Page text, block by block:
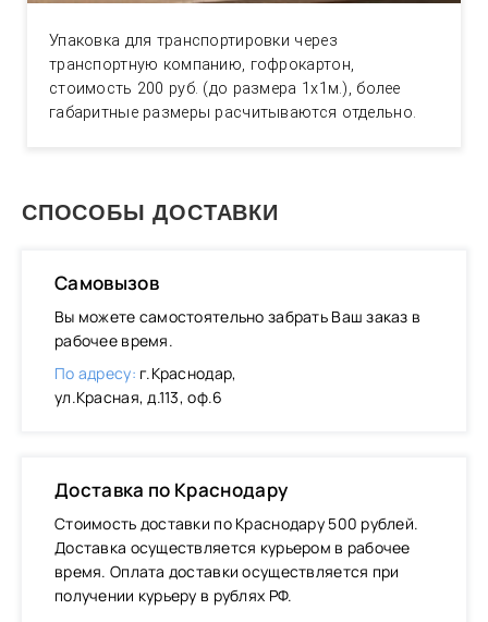
Упаковка для транспортировки через
транспортную компанию, гофрокартон,
стоимость 200 руб. (до размера 1х1м.), более
габаритные размеры расчитываются отдельно.
СПОСОБЫ ДОСТАВКИ
Самовызов
Вы можете самостоятельно забрать Ваш заказ в
рабочее время.
По адресу: г.Краснодар,
ул.Красная, д.113, оф.6
Доставка по Краснодару
Стоимость доставки по Краснодару 500 рублей.
Доставка осуществляется курьером в рабочее
время. Оплата доставки осуществляется при
получении курьеру в рублях РФ.